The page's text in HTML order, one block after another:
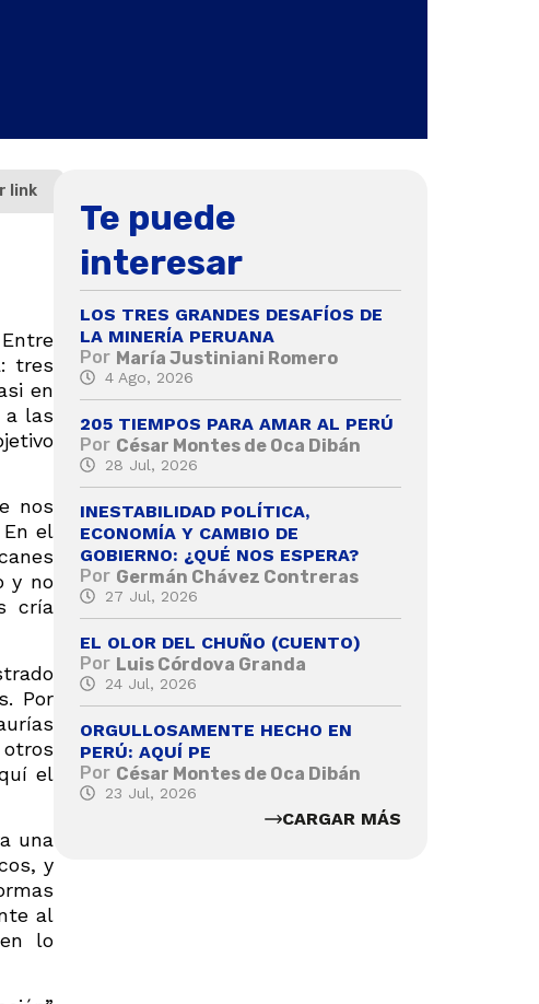
link
tres
en
a las
nos
el
y no
cría
Por
el
una
y
al
lo
Te puede
interesar
LOS TRES GRANDES DESAFÍOS DE
LA MINERÍA PERUANA
Por María Justiniani Romero
4 Ago, 2026
205 TIEMPOS PARA AMAR AL PERÚ
Por César Montes de Oca Dibán
28 Jul, 2026
INESTABILIDAD POLÍTICA,
ECONOMÍA Y CAMBIO DE
GOBIERNO: ¿QUÉ NOS ESPERA?
Por Germán Chávez Contreras
27 Jul, 2026
EL OLOR DEL CHUÑO (CUENTO)
Por Luis Córdova Granda
24 Jul, 2026
ORGULLOSAMENTE HECHO EN
PERÚ: AQUÍ PE
Por César Montes de Oca Dibán
23 Jul, 2026
CARGAR MÁS